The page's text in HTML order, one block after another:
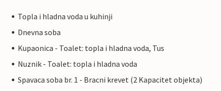
Topla i hladna voda u kuhinji
Dnevna soba
Kupaonica - Toalet: topla i hladna voda, Tus
Nuznik - Toalet: topla i hladna voda
Spavaca soba br. 1 - Bracni krevet (2 Kapacitet objekta)